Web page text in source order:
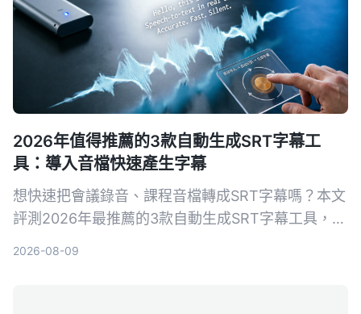
2026年值得推薦的3款自動生成SRT字幕工
具：導入音檔快速產生字幕
想快速把會議錄音、課程音檔轉成SRT字幕嗎？本文
評測2026年最推薦的3款自動生成SRT字幕工具，並
2026-08-09